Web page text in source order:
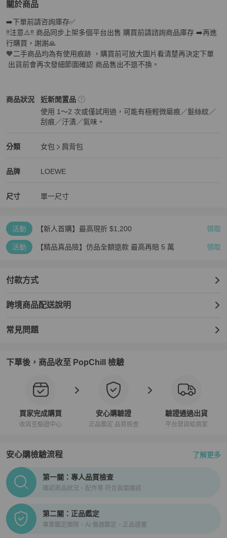
關於商品
關於loewe羅意威 黑色hobo腋下包 34x26
➡️下單前請咨詢庫存✅
‼️注意⚠️‼️ 商品同步上架多個平台出售 購買前請諮詢商品庫存 ➡️再進
行購買，謝謝🙏
🧡二手商品均為有使用痕跡 ，購買前可放大圖片看清楚再決定下單
出貨前會再次發細節圖確認 商品售出不退不換。
商品狀況
LOEWE女包商品狀態與細節
近新閒置品
使用 1～2 次或僅試用過，可能有極輕微磨痕／髮絲紋／
刮痕／汙漬／氣味。
分類
LOEWE 女包分類資訊
女包
肩背包
品牌
LOEWE 精品女包品牌介紹
LOEWE
LOEWE 推薦清單
尺寸 單一尺寸
活動 【新人首購】最高現折 $1,200 領取
活動 【精品真品險】仿品全額退款 最高再賠 5 萬 領取
付款方式
跨境商品配送說明
常見問題
下單後，商品收至 PopChill 檢驗
買家完成購買
收貨至驗證中心
安心購驗證
正品鑑定 品質檢查
驗證通過出貨
平台發貨給買家
安心購檢驗流程 了解更多
PopChill拍拍圈正品驗證、安心購檢驗流程介紹
第一關：專人品質檢查
確認商品狀況、配件等 符合頁面描述
第二關：正品鑑定
專業鑑定團隊、AI 儀器鑑定、正品證書